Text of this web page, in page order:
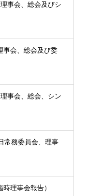
事会、総会及びシ
事会、総会及び委
事会、総会、シン
常務委員会、理事
理事会報告）